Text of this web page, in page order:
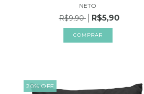
NETO
R$9,90 R$5,90
20% OFF